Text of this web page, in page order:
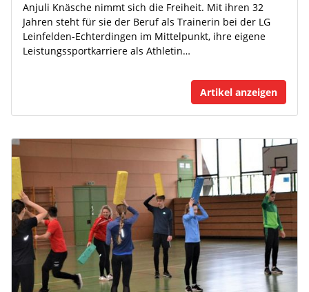
Anjuli Knäsche nimmt sich die Freiheit. Mit ihren 32
Jahren steht für sie der Beruf als Trainerin bei der LG
Leinfelden-Echterdingen im Mittelpunkt, ihre eigene
Leistungssportkarriere als Athletin…
Artikel anzeigen